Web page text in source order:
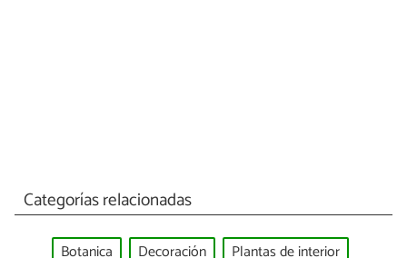
Categorías relacionadas
Botanica Decoración
Plantas de interior